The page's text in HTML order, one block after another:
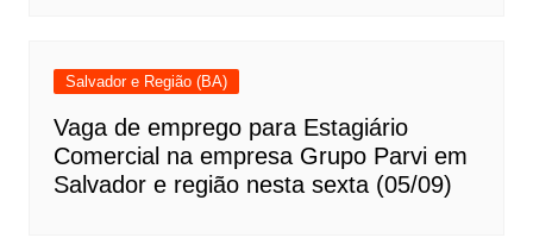
Salvador e Região (BA)
Vaga de emprego para Estagiário
Comercial na empresa Grupo Parvi em
Salvador e região nesta sexta (05/09)